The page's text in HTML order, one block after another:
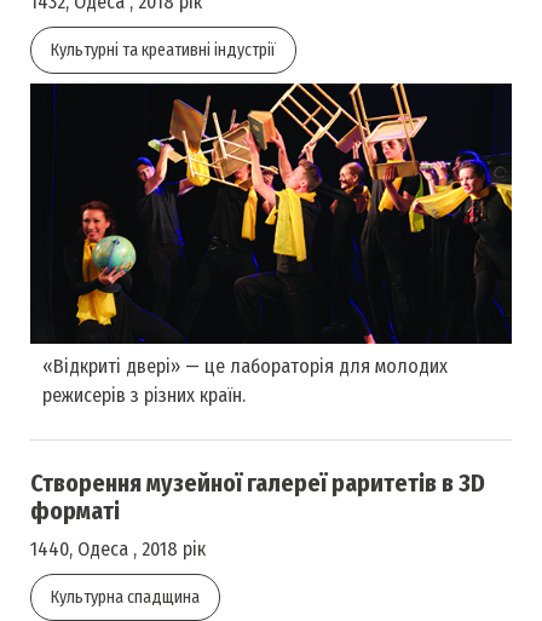
Культурні та креативні індустрії
«Відкриті двері» — це лабораторія для молодих
режисерів з різних країн.
Створення музейної галереї раритетів в 3D
форматі
1440, Одеса , 2018 рік
Культурна спадщина